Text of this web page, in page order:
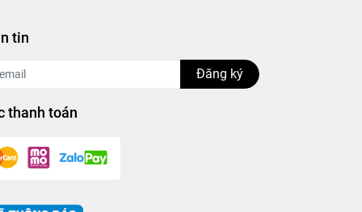
tin
Đăng ký
thanh toán